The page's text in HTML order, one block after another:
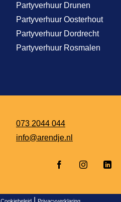
Partyverhuur Drunen
Partyverhuur Oosterhout
Partyverhuur Dordrecht
Partyverhuur Rosmalen
073 2044 044
info@arendje.nl